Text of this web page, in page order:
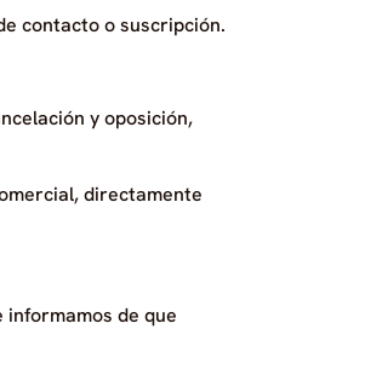
contacto o suscripción.
y oposición,
directamente
de que